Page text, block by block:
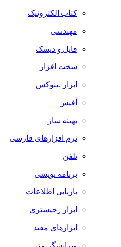
کتاب الکترونیک
مهندسی
فایل و دیسک
سخت افزار
ابزار لینوکس
آفیس
بهینه ساز
نرم افزارهای فارسی
تلفن
برنامه نویسی
بازیابی اطلاعات
ابزار رجیستری
ابزارهای مفید
ویرایشگر متن